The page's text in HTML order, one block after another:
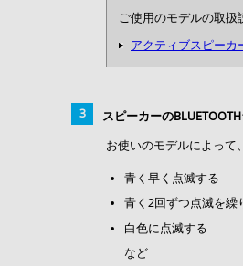
ご使用のモデルの取扱
アクティブスピー
スピーカーの
お使いのモデルによって
青く早く点滅する
青く2回ずつ点滅を繰
白色に点滅する
など